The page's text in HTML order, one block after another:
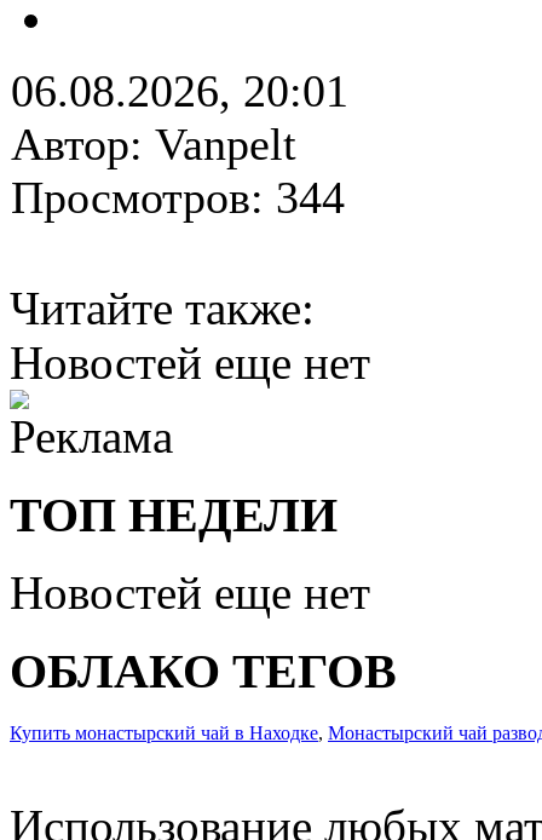
06.08.2026, 20:01
Автор: Vanpelt
Просмотров: 344
Читайте также:
Новостей еще нет
ТОП НЕДЕЛИ
Новостей еще нет
ОБЛАКО ТЕГОВ
Купить монастырский чай в Находке, Монастырский чай
Использование любых